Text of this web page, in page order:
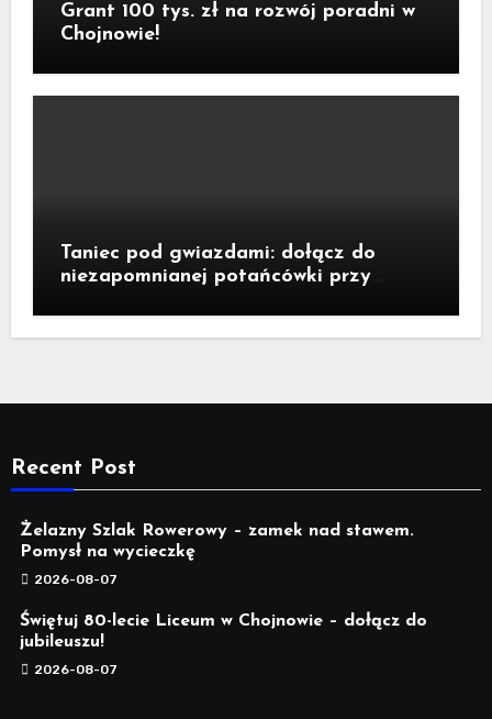
Grant 100 tys. zł na rozwój poradni w
Chojnowie!
Taniec pod gwiazdami: dołącz do
niezapomnianej potańcówki przy
Recent Post
Żelazny Szlak Rowerowy – zamek nad stawem.
Pomysł na wycieczkę
2026-08-07
Świętuj 80-lecie Liceum w Chojnowie – dołącz do
jubileuszu!
2026-08-07